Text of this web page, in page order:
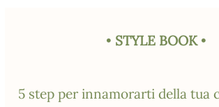
• STYLE BOOK•
5 step per innamorarti della tua